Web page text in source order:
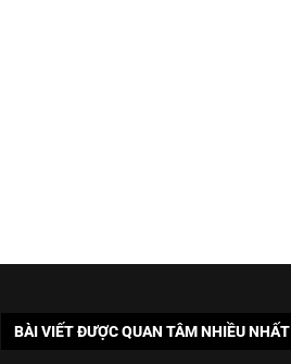
BÀI VIẾT ĐƯỢC QUAN TÂM NHIỀU NHẤT